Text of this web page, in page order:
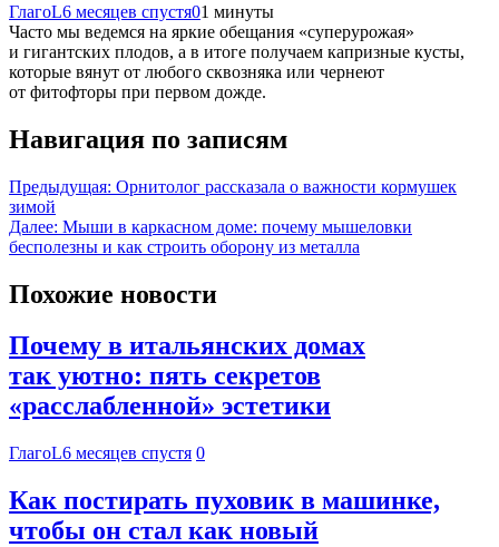
ГлагоL6 месяцев спустя01 минуты
Часто мы ведемся на яркие обещания «суперурожая»
и гигантских плодов, а в итоге получаем капризные кусты,
которые вянут от любого сквозняка или чернеют
от фитофторы при первом дожде.
Навигация по записям
Предыдущая: Орнитолог рассказала о важности кормушек
зимой
Далее: Мыши в каркасном доме: почему мышеловки
бесполезны и как строить оборону из металла
Похожие новости
Почему в итальянских домах
так уютно: пять секретов
«расслабленной» эстетики
ГлагоL6 месяцев спустя 0
Как постирать пуховик в машинке,
чтобы он стал как новый